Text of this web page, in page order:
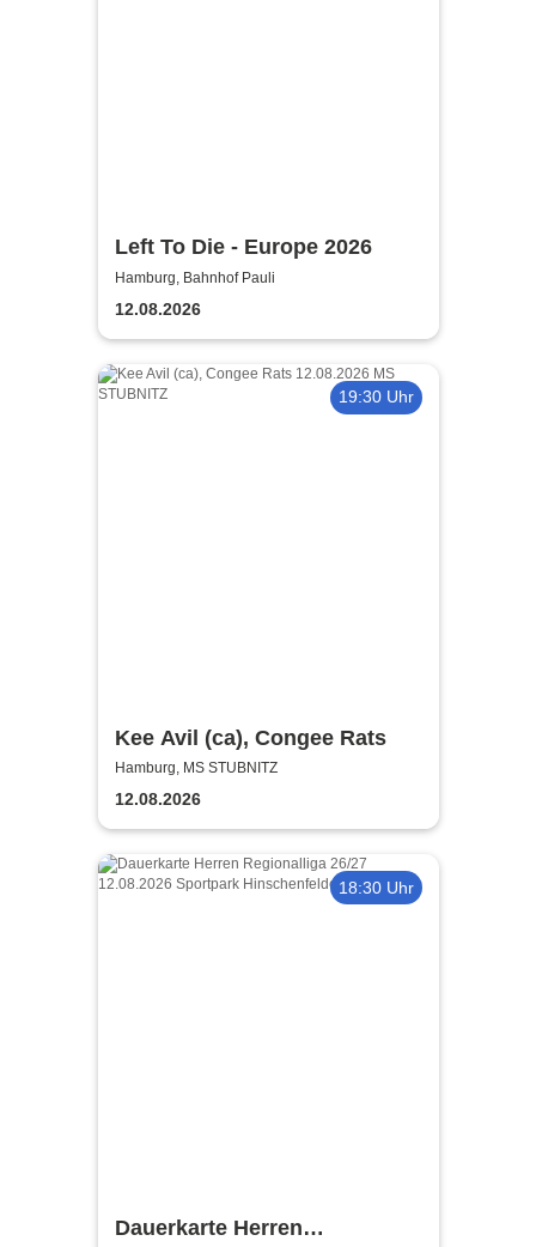
Left To Die - Europe 2026
Hamburg, Bahnhof Pauli
12.08.2026
19:30 Uhr
Kee Avil (ca), Congee Rats
Hamburg, MS STUBNITZ
12.08.2026
18:30 Uhr
Dauerkarte Herren